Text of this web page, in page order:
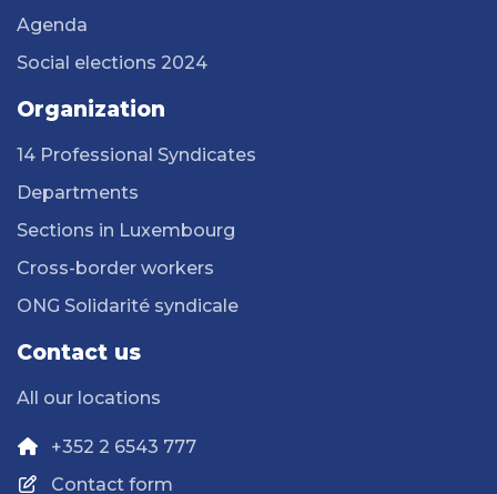
Agenda
Social elections 2024
Organization
14 Professional Syndicates
Departments
Sections in Luxembourg
Cross-border workers
ONG Solidarité syndicale
Contact us
All our locations
+352 2 6543 777
Contact form